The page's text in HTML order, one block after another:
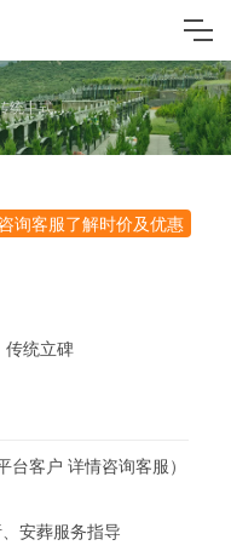
统中式墓型
咨询客服了解时价及优惠
传统立碑
台客户 详情咨询客服）
安葬服务指导